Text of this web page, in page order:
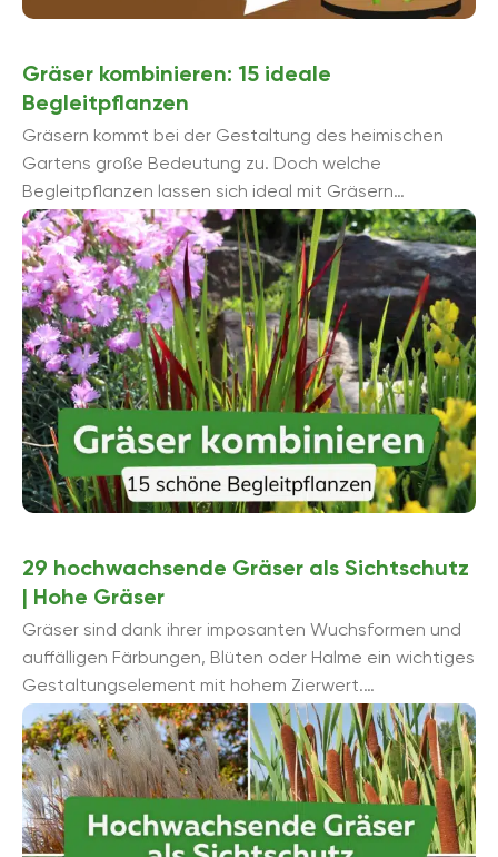
Gräser kombinieren: 15 ideale
Begleitpflanzen
Gräsern kommt bei der Gestaltung des heimischen
Gartens große Bedeutung zu. Doch welche
Begleitpflanzen lassen sich ideal mit Gräsern
kombinieren?
29 hochwachsende Gräser als Sichtschutz
| Hohe Gräser
Gräser sind dank ihrer imposanten Wuchsformen und
auffälligen Färbungen, Blüten oder Halme ein wichtiges
Gestaltungselement mit hohem Zierwert.
Hochwachsende Gräser sind der ideale Sichtschutz
fü...